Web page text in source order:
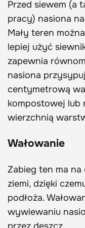
Przed siewem (a
pracy) nasiona
Mały teren
lepiej użyć
zapewnia
nasiona
centymetrową
kompostowej lub
wierzchnią
Wałowanie
Zabieg ten ma
ziemi, dzięki
podłoża.
wywiewaniu